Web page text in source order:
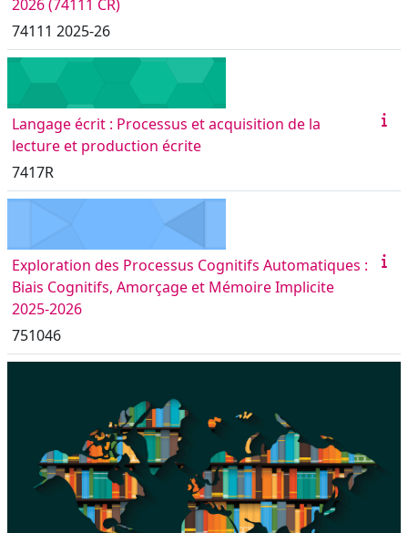
2026 (74111 CR)
74111 2025-26
Langage écrit : Processus et acquisition de la
lecture et production écrite
7417R
Exploration des Processus Cognitifs Automatiques :
Biais Cognitifs, Amorçage et Mémoire Implicite
2025-2026
751046